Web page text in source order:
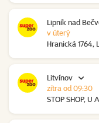
Lipník nad
Hranická 1764,
v úterý
Litvínov
STOP SHOP,
zítra od 09:30